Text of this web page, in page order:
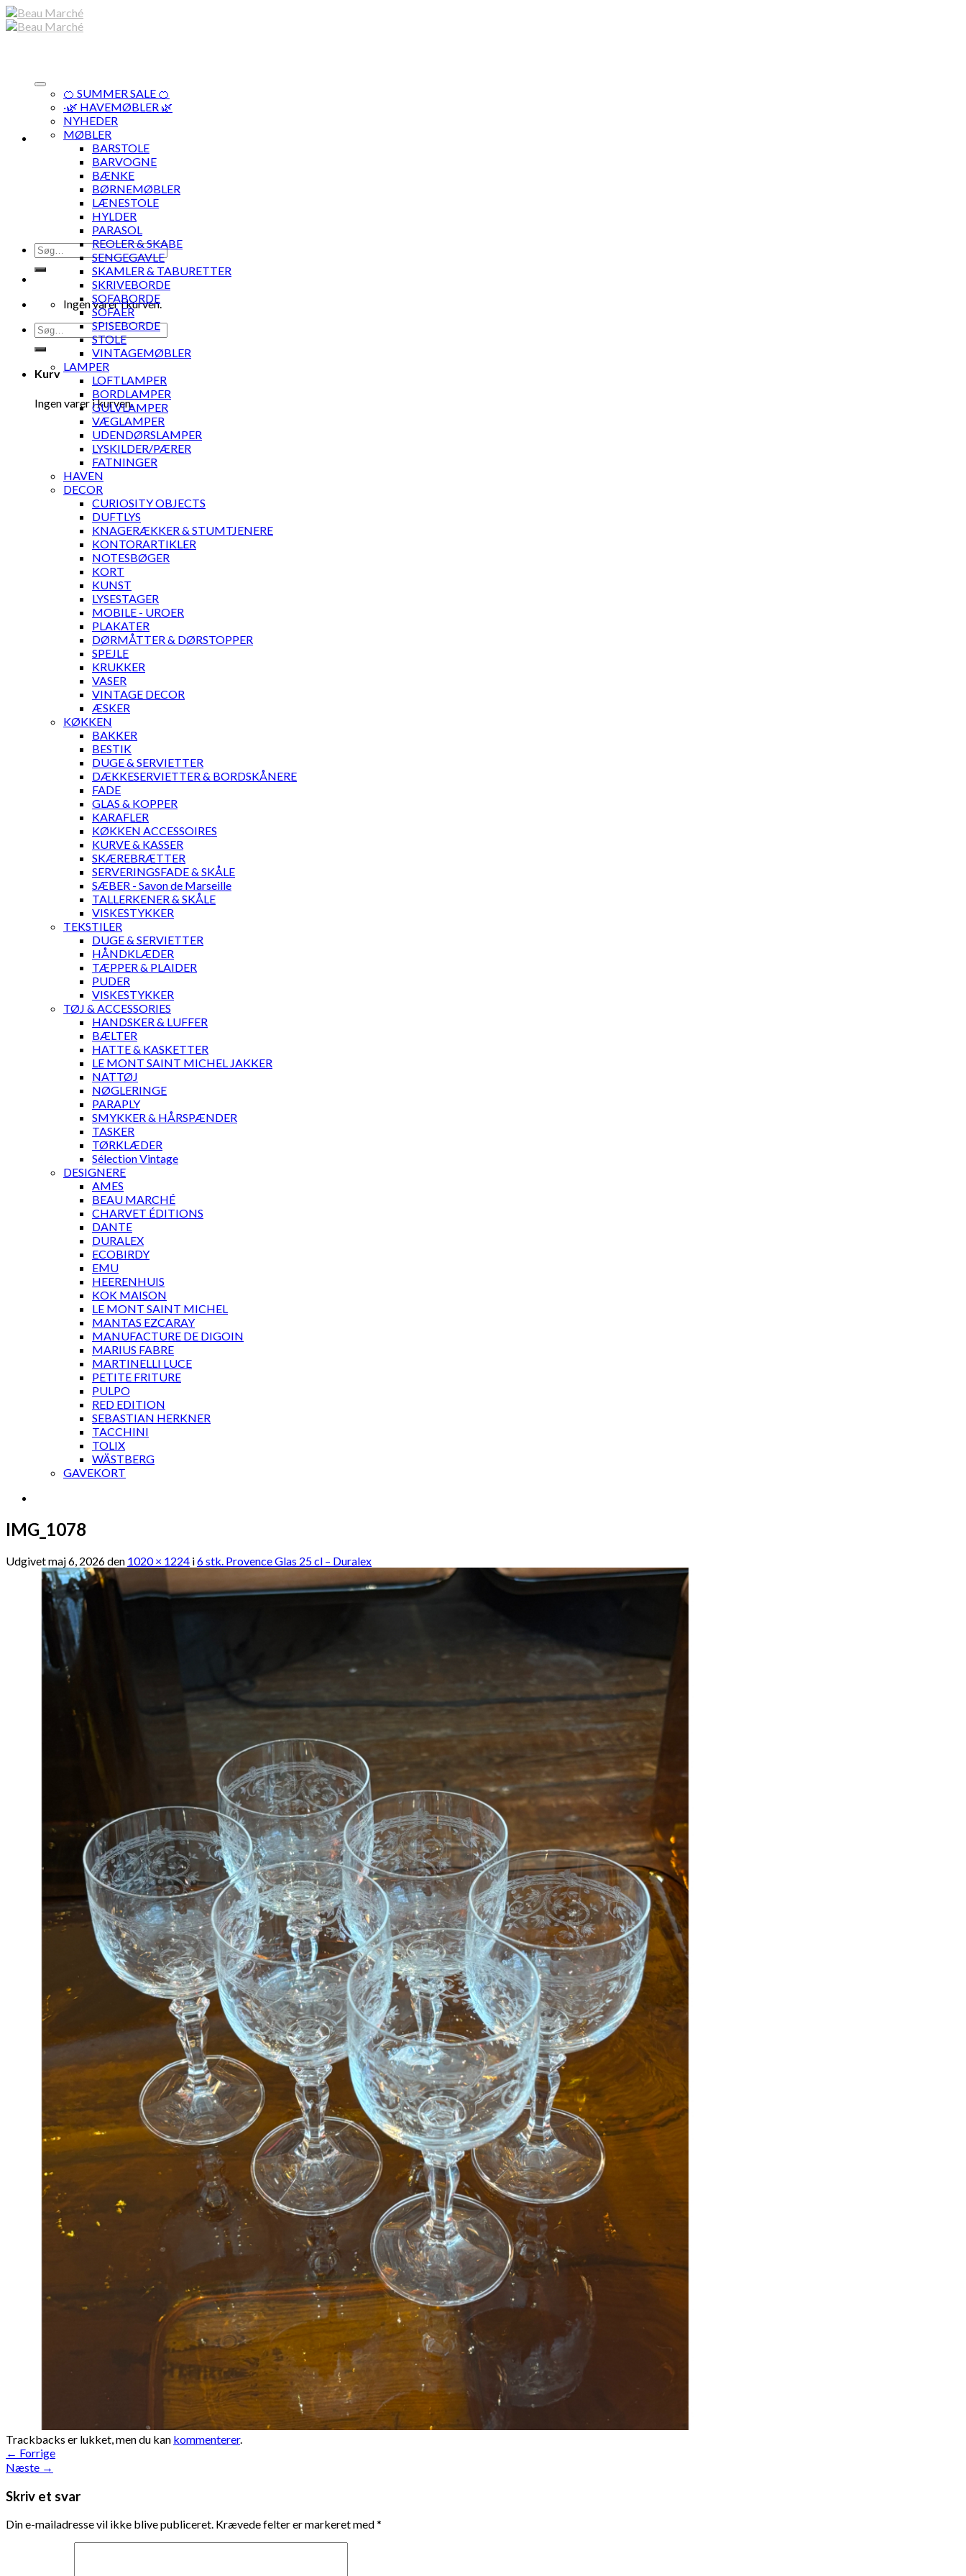
Skip
to
Søg
efter:
Ingen varer i kurven.
Søg
efter:
Kurv
Ingen varer i kurven.
🍊 SUMMER SALE 🍊
·🌿 HAVEMØBLER 🌿
NYHEDER
MØBLER
BARSTOLE
BARVOGNE
BÆNKE
BØRNEMØBLER
LÆNESTOLE
HYLDER
PARASOL
REOLER & SKABE
SENGEGAVLE
SKAMLER & TABURETTER
SKRIVEBORDE
SOFABORDE
SOFAER
SPISEBORDE
STOLE
VINTAGEMØBLER
LAMPER
LOFTLAMPER
BORDLAMPER
GULVLAMPER
VÆGLAMPER
UDENDØRSLAMPER
LYSKILDER/PÆRER
FATNINGER
HAVEN
DECOR
CURIOSITY OBJECTS
DUFTLYS
KNAGERÆKKER & STUMTJENERE
KONTORARTIKLER
NOTESBØGER
KORT
KUNST
LYSESTAGER
MOBILE - UROER
PLAKATER
DØRMÅTTER & DØRSTOPPER
SPEJLE
KRUKKER
VASER
VINTAGE DECOR
ÆSKER
KØKKEN
BAKKER
BESTIK
DUGE & SERVIETTER
DÆKKESERVIETTER & BORDSKÅNERE
FADE
GLAS & KOPPER
KARAFLER
KØKKEN ACCESSOIRES
KURVE & KASSER
SKÆREBRÆTTER
SERVERINGSFADE & SKÅLE
SÆBER - Savon de Marseille
TALLERKENER & SKÅLE
VISKESTYKKER
TEKSTILER
DUGE & SERVIETTER
HÅNDKLÆDER
TÆPPER & PLAIDER
PUDER
VISKESTYKKER
TØJ & ACCESSORIES
HANDSKER & LUFFER
BÆLTER
HATTE & KASKETTER
LE MONT SAINT MICHEL JAKKER
NATTØJ
NØGLERINGE
PARAPLY
SMYKKER & HÅRSPÆNDER
TASKER
TØRKLÆDER
Sélection Vintage
DESIGNERE
AMES
BEAU MARCHÉ
CHARVET ÉDITIONS
DANTE
DURALEX
ECOBIRDY
EMU
HEERENHUIS
KOK MAISON
LE MONT SAINT MICHEL
MANTAS EZCARAY
MANUFACTURE DE DIGOIN
MARIUS FABRE
MARTINELLI LUCE
PETITE FRITURE
PULPO
RED EDITION
SEBASTIAN HERKNER
TACCHINI
TOLIX
WÄSTBERG
GAVEKORT
IMG_1078
Udgivetmaj 6, 2026den 1020 × 1224 i6 stk. Provence Glas 25 cl – Duralex
Trackbacks er lukket, men du kan kommenterer.
← Forrige
Næste →
Skriv et svar
Din e-mailadresse vil ikke blive publiceret. Krævede felter er markeret med*